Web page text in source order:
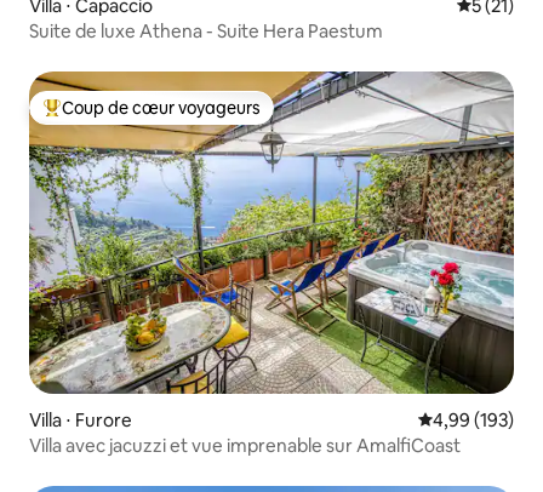
Villa ⋅ Capaccio
5 (21)
Suite de luxe Athena - Suite Hera Paestum
Coups de cœur voyageurs les plus appréciés
Coup de cœur voyageurs
Villa ⋅ Furore Évaluation
4,99 (193)
Villa avec jacuzzi et vue imprenable sur AmalfiCoast